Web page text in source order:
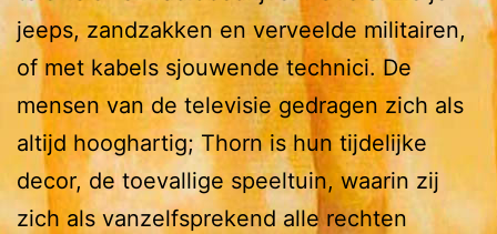
jeeps, zandzakken en verveelde militairen,
of met kabels sjouwende technici. De
mensen van de televisie gedragen zich als
altijd hooghartig; Thorn is hun tijdelijke
decor, de toevallige speeltuin, waarin zij
zich als vanzelfsprekend alle rechten